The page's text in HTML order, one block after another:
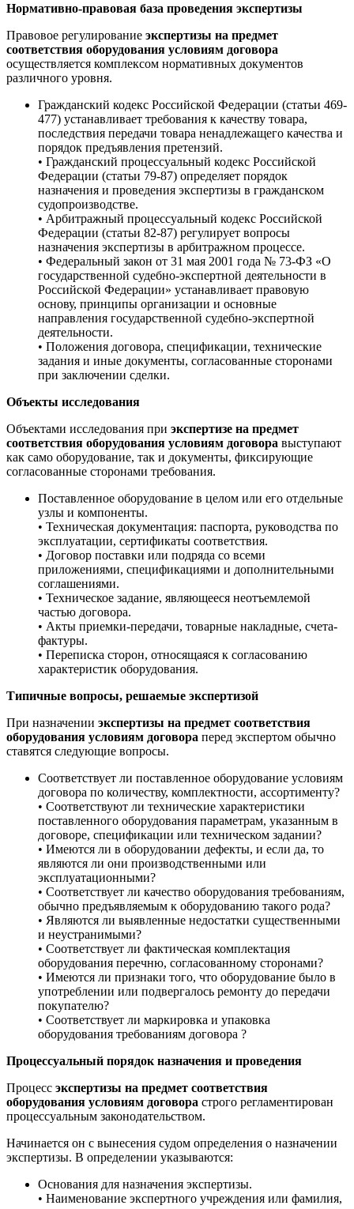
Нормативно-правовая база проведения экспертизы
Правовое регулирование экспертизы на предмет
соответствия оборудования условиям договора
осуществляется комплексом нормативных документов
различного уровня.
Гражданский кодекс Российской Федерации (статьи 469-
477) устанавливает требования к качеству товара,
последствия передачи товара ненадлежащего качества и
порядок предъявления претензий.
• Гражданский процессуальный кодекс Российской
Федерации (статьи 79-87) определяет порядок
назначения и проведения экспертизы в гражданском
судопроизводстве.
• Арбитражный процессуальный кодекс Российской
Федерации (статьи 82-87) регулирует вопросы
назначения экспертизы в арбитражном процессе.
• Федеральный закон от 31 мая 2001 года № 73-ФЗ «О
государственной судебно-экспертной деятельности в
Российской Федерации» устанавливает правовую
основу, принципы организации и основные
направления государственной судебно-экспертной
деятельности.
• Положения договора, спецификации, технические
задания и иные документы, согласованные сторонами
при заключении сделки.
Объекты исследования
Объектами исследования при экспертизе на предмет
соответствия оборудования условиям договора выступают
как само оборудование, так и документы, фиксирующие
согласованные сторонами требования.
Поставленное оборудование в целом или его отдельные
узлы и компоненты.
• Техническая документация: паспорта, руководства по
эксплуатации, сертификаты соответствия.
• Договор поставки или подряда со всеми
приложениями, спецификациями и дополнительными
соглашениями.
• Техническое задание, являющееся неотъемлемой
частью договора.
• Акты приемки-передачи, товарные накладные, счета-
фактуры.
• Переписка сторон, относящаяся к согласованию
характеристик оборудования.
Типичные вопросы, решаемые экспертизой
При назначении экспертизы на предмет соответствия
оборудования условиям договора перед экспертом обычно
ставятся следующие вопросы.
Соответствует ли поставленное оборудование условиям
договора по количеству, комплектности, ассортименту?
• Соответствуют ли технические характеристики
поставленного оборудования параметрам, указанным в
договоре, спецификации или техническом задании?
• Имеются ли в оборудовании дефекты, и если да, то
являются ли они производственными или
эксплуатационными?
• Соответствует ли качество оборудования требованиям,
обычно предъявляемым к оборудованию такого рода?
• Являются ли выявленные недостатки существенными
и неустранимыми?
• Соответствует ли фактическая комплектация
оборудования перечню, согласованному сторонами?
• Имеются ли признаки того, что оборудование было в
употреблении или подвергалось ремонту до передачи
покупателю?
• Соответствует ли маркировка и упаковка
оборудования требованиям договора ?
Процессуальный порядок назначения и проведения
Процесс экспертизы на предмет соответствия
оборудования условиям договора строго регламентирован
процессуальным законодательством.
Начинается он с вынесения судом определения о назначении
экспертизы. В определении указываются:
Основания для назначения экспертизы.
• Наименование экспертного учреждения или фамилия,